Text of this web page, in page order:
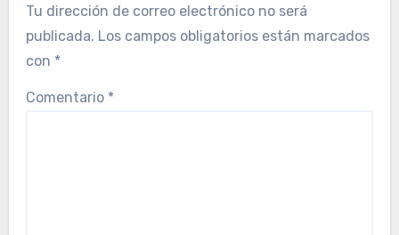
Tu dirección de correo electrónico no será
publicada. Los campos obligatorios están marcados
con *
Comentario *